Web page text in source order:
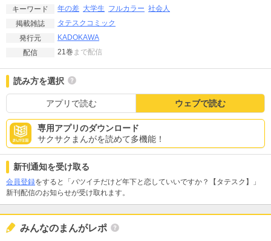
キーワード
年の差 大学生 フルカラー 社会人
掲載雑誌
タテスクコミック
発行元
KADOKAWA
配信
21巻 まで配信
読み方を選択
アプリで読む ウェブで読む
専用アプリのダウンロード
サクサクまんがを読めて多機能！
新刊通知を受け取る
会員登録をすると「バツイチだけど年下と恋していいですか？【タテスク】」
新刊配信のお知らせが受け取れます。
みんなのまんがレポ